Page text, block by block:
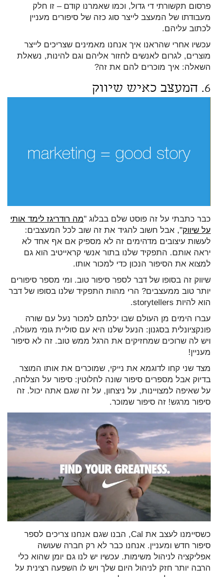
פרסום תקשורתי די גדול, וכמו שאמרנו קודם – זו חלק
מעבודתו של המעצב לייצר סוג כזה של סיפורים מעניין
לכתוב עליהם.
עכשיו אחרי שהראנו איך אנחנו מאמינים שצריכים לייצר
מוצרים, לגרום לאנשים לחזור אליהם וגם להינות, נשאלת
השאלה: איך מוכרים להם את זה?
6. המעצב כאיש שיווק
כבר כתבתי על זה פוסט שלם בבלוג "מה רודריגז לימד אותי
על שיווק", אבל חשוב להגיד את זה שוב לכל המעצבים:
לעשות עיצובים מדהימים זה לא מספיק אם אף אחד לא
יראה אותם. התפקיד שלנו בתור אנשי קראייטיב הוא גם
למצוא את הסיפור הנכון כדי למכור אותו.
שיווק זה בסופו של דבר לספר סיפור טוב. ומי מספר סיפורים
יותר טוב ממעצבים? הרי מהות התפקיד שלנו בסופו של דבר
הוא להיות storytellers.
עברו הימים מן העולם שבו יכלתם למכור נעל עם שורה
פונקציונלית בסגנון: הנעל שלנו היא עם סוליית גומי מעולה,
ויש לה שרוכים שמחזיקים את הרגל ממש טוב. זה לא סיפור
מעניין!
מצד שני קחו לדוגמא את נייקי, שמוכרים את אותו המוצר
בדיוק אבל מספרים סיפור שונה לחלוטין: סיפור על הצלחה,
על שאיפה למצויינות, על ניצחון, על זה שגם אתה יכול. זה
סיפור מרגש! זה סיפור שמוכר.
כשסיימנו לעצב את Cal, הבנו שגם אנחנו צריכים לספר
סיפור חדש ומעניין. אנחנו כבר לא רק חברה שעושה
אפליקציה לניהול משימות. עכשיו יש לנו גם יומן שהוא כלי
הרבה יותר חזק לניהול היום שלך ויש לו השפעה רצינית על